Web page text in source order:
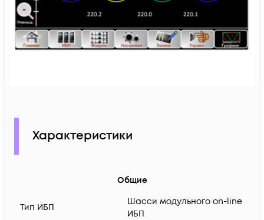
Характеристики
Общие
Тип ИБП
Шасси модульного on-line
ИБП